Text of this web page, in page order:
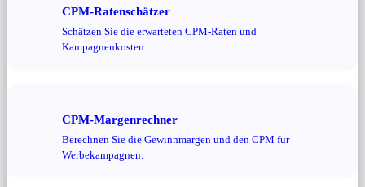
CPM-Ratenschätzer
Schätzen Sie die erwarteten CPM-Raten und
Kampagnenkosten.
CPM-Margenrechner
Berechnen Sie die Gewinnmargen und den CPM für
Werbekampagnen.